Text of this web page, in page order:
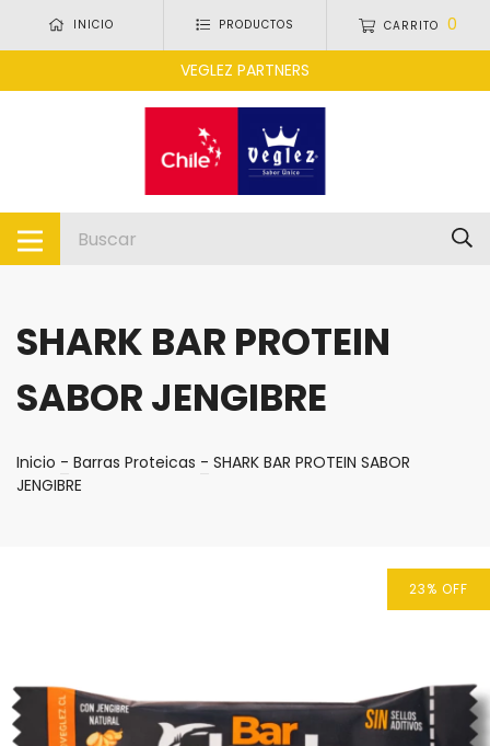
INICIO PRODUCTOS CARRITO 0
VEGLEZ PARTNERS
SHARK BAR PROTEIN
SABOR JENGIBRE
Inicio - Barras Proteicas - SHARK BAR PROTEIN SABOR
JENGIBRE
23% OFF